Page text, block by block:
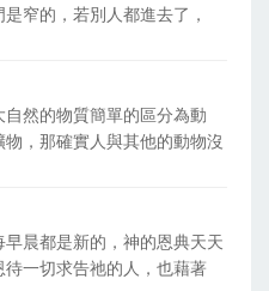
窄的，若別人都進去了，
然的物質簡單的區分為動
，那確實人與其他的動物沒
早晨都是新的，神的恩典天天
一切求告祂的人，也藉著